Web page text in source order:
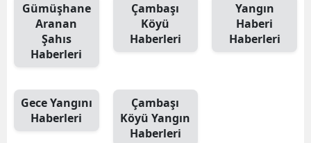
Gümüşhane
Aranan
Şahıs
Haberleri
Çambaşı
Köyü
Haberleri
Yangın
Haberi
Haberleri
Gece Yangını
Haberleri
Çambaşı
Köyü Yangın
Haberleri